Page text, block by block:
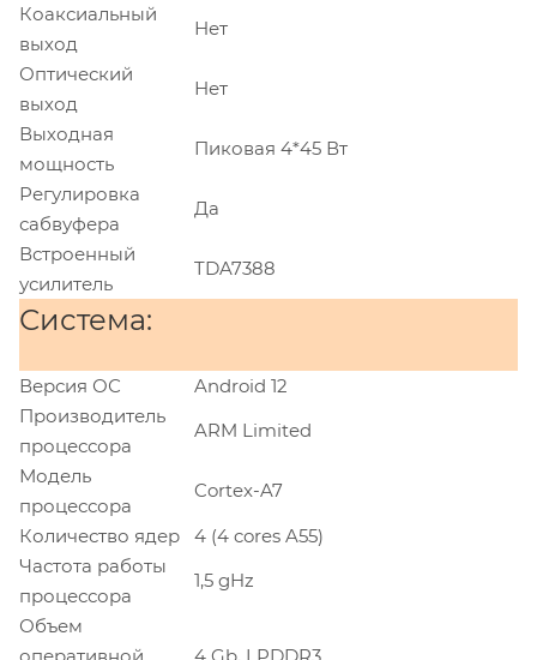
Коаксиальный
выход
Нет
Оптический
выход
Нет
Выходная
мощность
Пиковая 4*45 Вт
Регулировка
сабвуфера
Да
Встроенный
усилитель
TDA7388
Система:
Версия ОС
Android 12
Производитель
процессора
ARM Limited
Модель
процессора
Cortex-A7
Количество ядер
4 (4 cores A55)
Частота работы
процессора
1,5 gHz
Объем